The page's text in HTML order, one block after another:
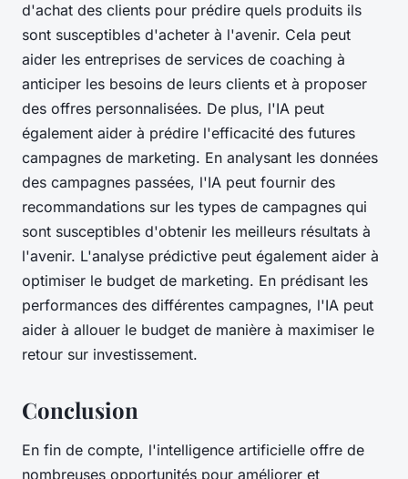
d'achat des clients pour prédire quels produits ils
sont susceptibles d'acheter à l'avenir. Cela peut
aider les entreprises de services de coaching à
anticiper les besoins de leurs clients et à proposer
des offres personnalisées. De plus, l'IA peut
également aider à prédire l'efficacité des futures
campagnes de marketing. En analysant les données
des campagnes passées, l'IA peut fournir des
recommandations sur les types de campagnes qui
sont susceptibles d'obtenir les meilleurs résultats à
l'avenir. L'analyse prédictive peut également aider à
optimiser le budget de marketing. En prédisant les
performances des différentes campagnes, l'IA peut
aider à allouer le budget de manière à maximiser le
retour sur investissement.
Conclusion
En fin de compte, l'intelligence artificielle offre de
nombreuses opportunités pour améliorer et